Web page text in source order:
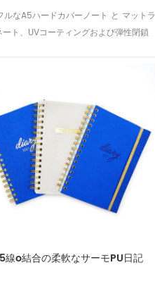
ルなA5ハードカバーノート と マットラ
ート、UVコーティングおよび弾性閉鎖
線o結合の柔軟なサーモPU日記